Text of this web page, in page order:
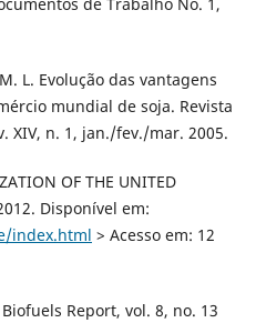
L. Evolução das vantagens
mundial de soja. Revista
XIV, n. 1, jan./fev./mar. 2005.
OF THE UNITED
Disponível em:
index.html > Acesso em: 12
Report, vol. 8, no. 13